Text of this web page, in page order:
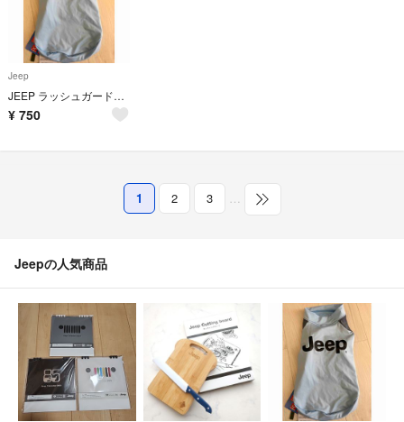
Jeep
JEEP ラッシュガード ドッグウェア ダックス
¥ 750
1 2 3 …
Jeepの人気商品